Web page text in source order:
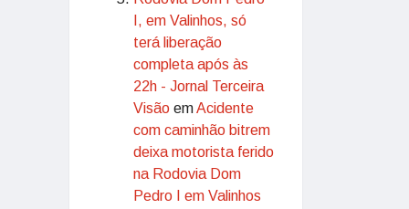
I, em Valinhos, só
terá liberação
completa após às
22h - Jornal Terceira
Visão emAcidente
com caminhão bitrem
deixa motorista ferido
na Rodovia Dom
Pedro I em Valinhos